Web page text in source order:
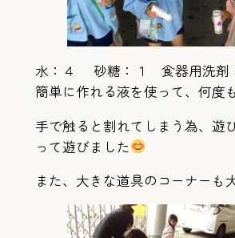
水：４ 砂糖：１ 食器用洗剤
簡単に作れる液を使って、何度
手で触ると割れてしまう為、遊
って遊びました
また、大きな道具のコーナーも